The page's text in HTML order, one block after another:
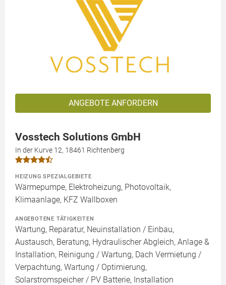
ANGEBOTE ANFORDERN
Vosstech Solutions GmbH
In der Kurve 12, 18461 Richtenberg
HEIZUNG SPEZIALGEBIETE
Wärmepumpe, Elektroheizung, Photovoltaik,
Klimaanlage, KFZ Wallboxen
ANGEBOTENE TÄTIGKEITEN
Wartung, Reparatur, Neuinstallation / Einbau,
Austausch, Beratung, Hydraulischer Abgleich, Anlage &
Installation, Reinigung / Wartung, Dach Vermietung /
Verpachtung, Wartung / Optimierung,
Solarstromspeicher / PV Batterie, Installation